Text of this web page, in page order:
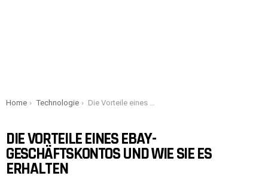
You are here:
Home Technologie Die Vorteile eines eBay-Geschäftskontos und wie Sie es erhalten
DIE VORTEILE EINES EBAY-
GESCHÄFTSKONTOS UND WIE SIE ES
ERHALTEN